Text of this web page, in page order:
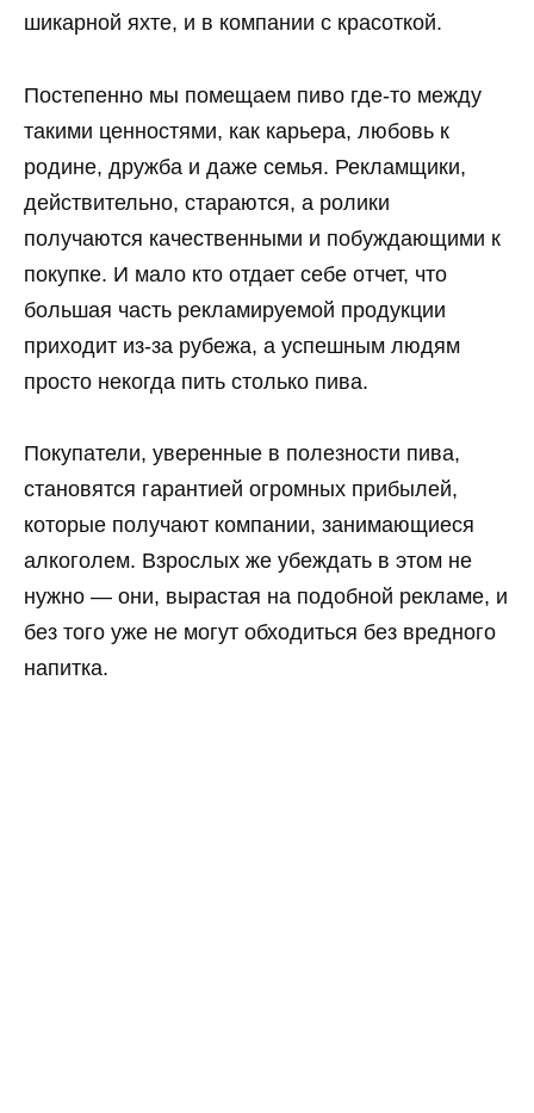
шикарной яхте, и в компании с красоткой.
Постепенно мы помещаем пиво где-то между
такими ценностями, как карьера, любовь к
родине, дружба и даже семья. Рекламщики,
действительно, стараются, а ролики
получаются качественными и побуждающими к
покупке. И мало кто отдает себе отчет, что
большая часть рекламируемой продукции
приходит из-за рубежа, а успешным людям
просто некогда пить столько пива.
Покупатели, уверенные в полезности пива,
становятся гарантией огромных прибылей,
которые получают компании, занимающиеся
алкоголем. Взрослых же убеждать в этом не
нужно — они, вырастая на подобной рекламе, и
без того уже не могут обходиться без вредного
напитка.